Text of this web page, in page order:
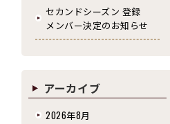
セカンドシーズン 登録
メンバー決定のお知らせ
アーカイブ
2026年8月